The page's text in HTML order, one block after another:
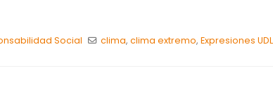
Social clima,clima extremo,Expresiones